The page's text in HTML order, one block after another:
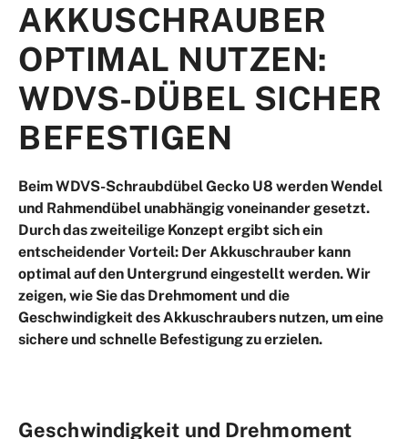
AKKUSCHRAUBER
OPTIMAL NUTZEN:
WDVS-DÜBEL SICHER
BEFESTIGEN
Beim WDVS-Schraubdübel Gecko U8 werden Wendel
und Rahmendübel unabhängig voneinander gesetzt.
Durch das zweiteilige Konzept ergibt sich ein
entscheidender Vorteil: Der Akkuschrauber kann
optimal auf den Untergrund eingestellt werden. Wir
zeigen, wie Sie das Drehmoment und die
Geschwindigkeit des Akkuschraubers nutzen, um eine
sichere und schnelle Befestigung zu erzielen.
Geschwindigkeit und Drehmoment